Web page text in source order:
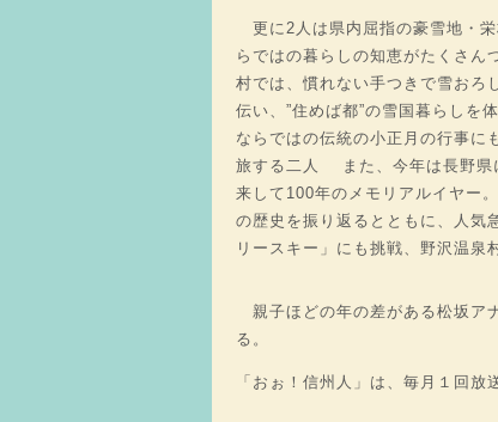
更に2人は県内屈指の豪雪地・栄
らではの暮らしの知恵がたくさん
村では、慣れない手つきで雪おろ
伝い、”住めば都”の雪国暮らしを
ならではの伝統の小正月の行事に
旅する二人 また、今年は長野県
来して100年のメモリアルイヤー
の歴史を振り返るとともに、人気
リースキー」にも挑戦、野沢温泉
親子ほどの年の差がある松坂ア
る。
「おぉ！信州人」は、毎月１回放